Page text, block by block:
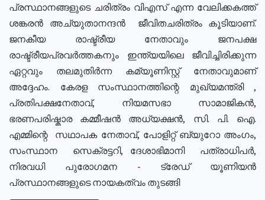
പ്രസ്ഥാനങ്ങളുടെ ചരിത്രം വിഎസ് എന്ന വേലിക്കകത്ത്
ശങ്കരൻ അച്യുതാനന്ദൻ ജീവിതചരിത്രം കൂടിയാണ്.
ജനകീയ രാഷ്ട്രീയ നേതാവും ജനപക്ഷ
രാഷ്ട്രീയപ്രവർത്തകനും ഇന്ത്യയിലെ ജീവിച്ചിരിക്കുന്ന
ഏറ്റവും തലമുതിർന്ന കമ്യൂണിസ്റ്റ് നേതാവുമാണ്
അദ്ദേഹം. കേരള സംസ്ഥാനത്തിന്റെ മുഖ്യമന്ത്രി ,
പ്രതിപക്ഷനേതാവ്, നിയമസഭാ സാമാജികൻ,
ഭരണപരിഷ്കാര കമ്മീഷൻ അധ്യക്ഷൻ, സി. പി. ഐ.
എമ്മിന്റെ സഥാപക നേതാവ്, പോളിറ്റ് ബ്യുറോ അംഗം,
സംസ്ഥാന സെക്രട്ടറി, ദേശാഭിമാനി പത്രാധിപർ,
നിരവധി പുരോഗമന - ട്രേഡ് യൂണിയൻ
പ്രസ്ഥാനങ്ങളുടെ നായകത്വം തുടങ്ങി